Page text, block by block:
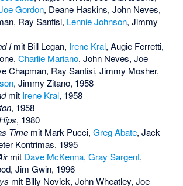
Gordon, Deane Haskins, John Neves,
, Ray Santisi, Lennie Johnson, Jimmy
Imit Bill Legan, Irene Kral, Augie Ferretti,
, Charlie Mariano, John Neves, Joe
Chapman, Ray Santisi, Jimmy Mosher,
, Jimmy Zitano, 1958
mit Irene Kral, 1958
, 1958
, 1980
Timemit Mark Pucci, Greg Abate, Jack
Kontrimas, 1995
mit Dave McKenna, Gray Sargent,
, Jim Gwin, 1996
mit Billy Novick, John Wheatley, Joe